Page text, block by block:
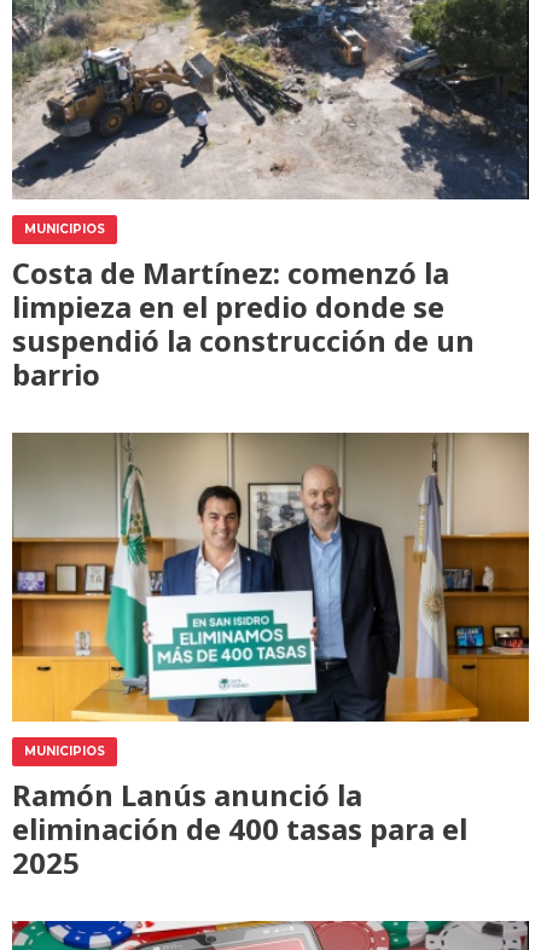
MUNICIPIOS
Costa de Martínez: comenzó la
limpieza en el predio donde se
suspendió la construcción de un
barrio
MUNICIPIOS
Ramón Lanús anunció la
eliminación de 400 tasas para el
2025